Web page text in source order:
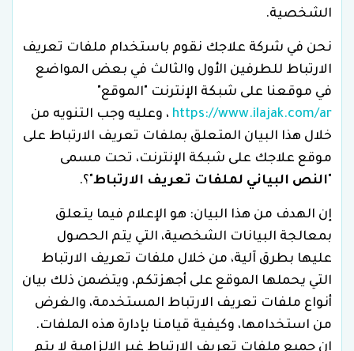
الشخصية.
نحن في شركة علاجك نقوم باستخدام ملفات تعريف
الارتباط للطرفين الأول والثالث في بعض المواضع
في موقعنا على شبكة الإنترنت "الموقع"
https://www.ilajak.com/ar ، وعليه وجب التنويه من
خلال هذا البيان المتعلق بملفات تعريف الارتباط على
موقع علاجك على شبكة الإنترنت، تحت مسمى
"النص البياني لملفات تعريف الارتباط"؟.
إن الهدف من هذا البيان: هو الإعلام فيما يتعلق
بمعالجة البيانات الشخصية، التي يتم الحصول
عليها بطرق آلية، من خلال ملفات تعريف الارتباط
التي يحملها الموقع على أجهزتكم، ويتضمن ذلك بيان
أنواع ملفات تعريف الارتباط المستخدمة، والغرض
من استخدامها، وكيفية قيامنا بإدارة هذه الملفات.
إن جميع ملفات تعريف الارتباط غير الإلزامية لا يتم